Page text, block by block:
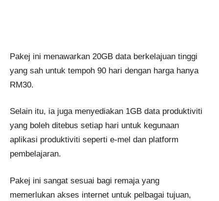
Pakej ini menawarkan 20GB data berkelajuan tinggi
yang sah untuk tempoh 90 hari dengan harga hanya
RM30.
Selain itu, ia juga menyediakan 1GB data produktiviti
yang boleh ditebus setiap hari untuk kegunaan
aplikasi produktiviti seperti e-mel dan platform
pembelajaran.
Pakej ini sangat sesuai bagi remaja yang
memerlukan akses internet untuk pelbagai tujuan,